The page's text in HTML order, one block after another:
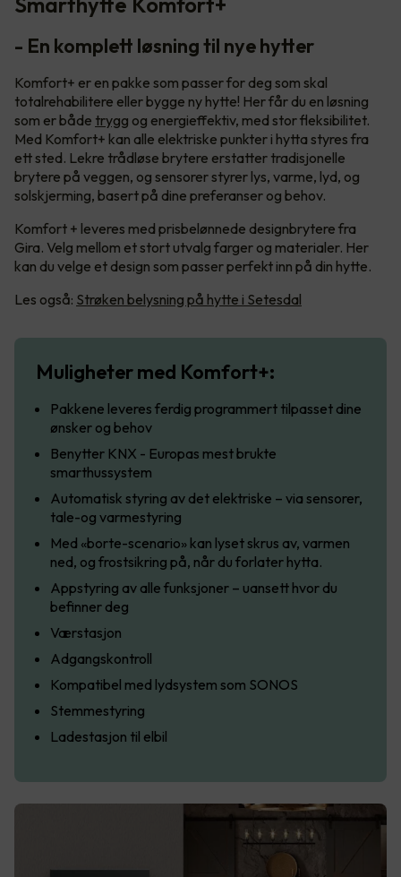
- En komplett løsning til nye hytter
Komfort+ er en pakke som passer for deg som skal
totalrehabilitere eller bygge ny hytte! Her får du en løsning
som er både trygg og energieffektiv, med stor fleksibilitet.
Med Komfort+ kan alle elektriske punkter i hytta styres fra
ett sted. Lekre trådløse brytere erstatter tradisjonelle
brytere på veggen, og sensorer styrer lys, varme, lyd, og
solskjerming, basert på dine preferanser og behov.
Komfort + leveres med prisbelønnede designbrytere fra
Gira. Velg mellom et stort utvalg farger og materialer. Her
kan du velge et design som passer perfekt inn på din hytte.
Les også: Strøken belysning på hytte i Setesdal
Muligheter med Komfort+:
Pakkene leveres ferdig programmert tilpasset dine
ønsker og behov
Benytter KNX - Europas mest brukte
smarthussystem
Automatisk styring av det elektriske – via sensorer,
tale-og varmestyring
Med «borte-scenario» kan lyset skrus av, varmen
ned, og frostsikring på, når du forlater hytta.
Appstyring av alle funksjoner – uansett hvor du
befinner deg
Værstasjon
Adgangskontroll
Kompatibel med lydsystem som SONOS
Stemmestyring
Ladestasjon til elbil